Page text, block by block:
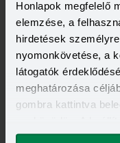
Honlapok megfelelő
elemzése, a
hirdetések
nyomonkövetése, a
látogatók
meghatározása
gombra kattintva
megváltoztathatod.